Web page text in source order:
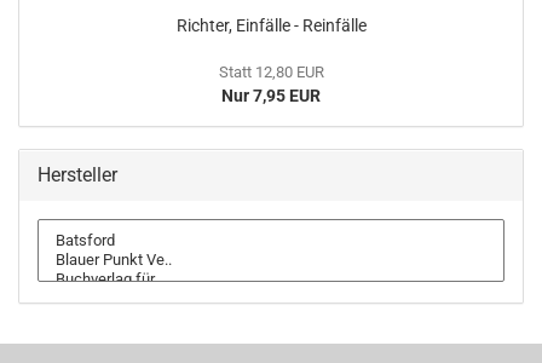
Richter, Einfälle - Reinfälle
Statt 12,80 EUR
Nur 7,95 EUR
Hersteller